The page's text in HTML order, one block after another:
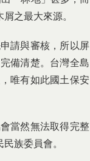
之最大來源。
請與審核，所以屏
備清楚。台灣全島
唯有如此國土保安
當然無法取得完整
族委員會。